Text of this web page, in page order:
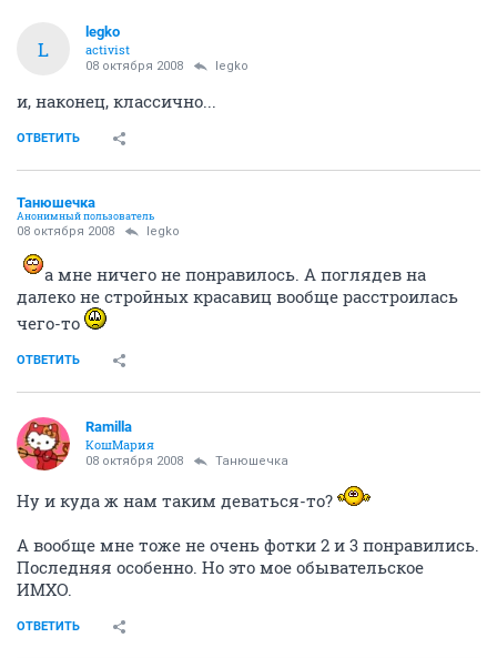
L
legko
activist
08 октября 2008 legko
и, наконец, классично...
ОТВЕТИТЬ
Танюшечка
Анонимный пользователь
08 октября 2008 legko
а мне ничего не понравилось. А поглядев на
далеко не стройных красавиц вообще расстроилась
чего-то
ОТВЕТИТЬ
Ramilla
КошМария
08 октября 2008 Танюшечка
Ну и куда ж нам таким деваться-то?
А вообще мне тоже не очень фотки 2 и 3 понравились.
Последняя особенно. Но это мое обывательское
ИМХО.
ОТВЕТИТЬ